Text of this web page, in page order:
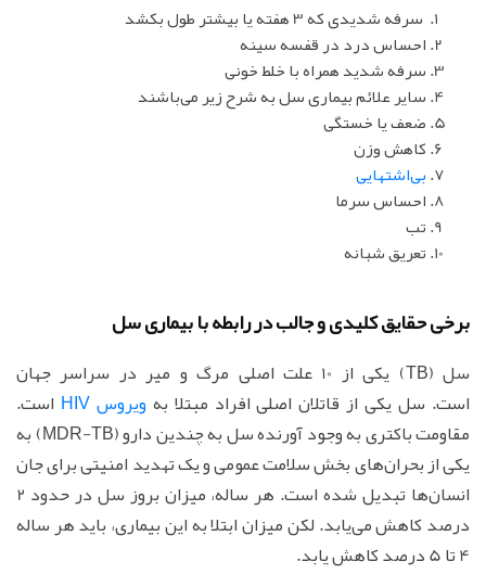
سرفه شدیدی که 3 هفته یا بیشتر طول بکشد
احساس درد در قفسه سینه
سرفه شدید همراه با خلط خونی
سایر علائم بیماری سل به شرح زیر می‌باشند
ضعف یا خستگی
کاهش وزن
بی‌اشتهایی
احساس سرما
تب
تعریق شبانه
برخی حقایق کلیدی و جالب در رابطه با بیماری سل
سل (TB) یکی از 10 علت اصلی مرگ و میر در سراسر جهان
است. سل یکی از قاتلان اصلی افراد مبتلا به ویروس HIV
است.
مقاومت باکتری به وجود آورنده سل به چندین دارو (MDR-TB) به
یکی از بحران‌های بخش سلامت عمومی و یک تهدید امنیتی برای جان
انسان‌ها تبدیل شده است. هر ساله، میزان بروز سل در حدود 2
درصد کاهش می‌یابد. لکن میزان ابتلا به این بیماری، باید هر ساله
4 تا 5 درصد کاهش یابد.